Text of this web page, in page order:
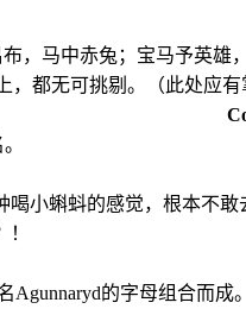
，马中赤兔；宝马予英
都无可挑剔。（此处应有
小蝌蚪的感觉，根本不
Agunnaryd的字母组合而成。